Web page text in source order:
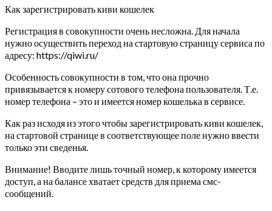
Как зарегистрировать киви кошелек
Регистрация в совокупности очень несложна. Для начала
нужно осуществить переход на стартовую страницу сервиса по
адресу: https://qiwi.ru/
Особенность совокупности в том, что она прочно
привязывается к номеру сотового телефона пользователя. Т.е.
номер телефона – это и имеется номер кошелька в сервисе.
Как раз исходя из этого чтобы зарегистрировать киви кошелек,
на стартовой странице в соответствующее поле нужно ввести
только эти сведенья.
Внимание! Вводите лишь точный номер, к которому имеется
доступ, а на балансе хватает средств для приема смс-
сообщений.